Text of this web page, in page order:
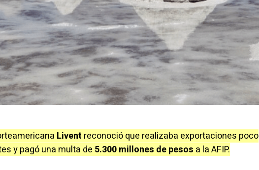
Livent reconoció que realizaba exportaciones poco
y pagó una multa de 5.300 millones de pesos a la AFIP.